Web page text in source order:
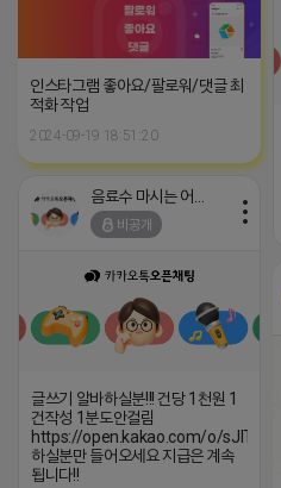
인스타그램 좋아요/팔로워/댓글 최
적화 작업
2024-09-19 18:51:20
비공개
글쓰기 알바하실분!!! 건당 1천원 1
건작성 1분도안걸림
https://open.kakao.com/o/sJIT5Txg
하실분만 들어오세요 지급은 계속
됩니다!!